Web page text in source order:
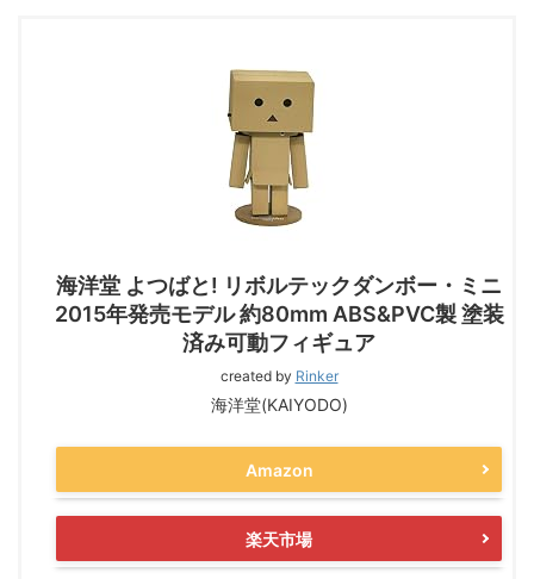
海洋堂 よつばと! リボルテックダンボー・ミニ
2015年発売モデル 約80mm ABS&PVC製 塗装
済み可動フィギュア
created by Rinker
海洋堂(KAIYODO)
Amazon
楽天市場